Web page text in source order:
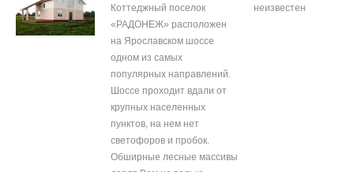
Коттеджный поселок
«РАДОНЕЖ» расположен
на Ярославском шоссе
одном из самых
популярных направлений.
Шоссе проходит вдали от
крупных населенных
пунктов, на нем нет
светофоров и пробок.
Обширные лесные массивы
неизвестен